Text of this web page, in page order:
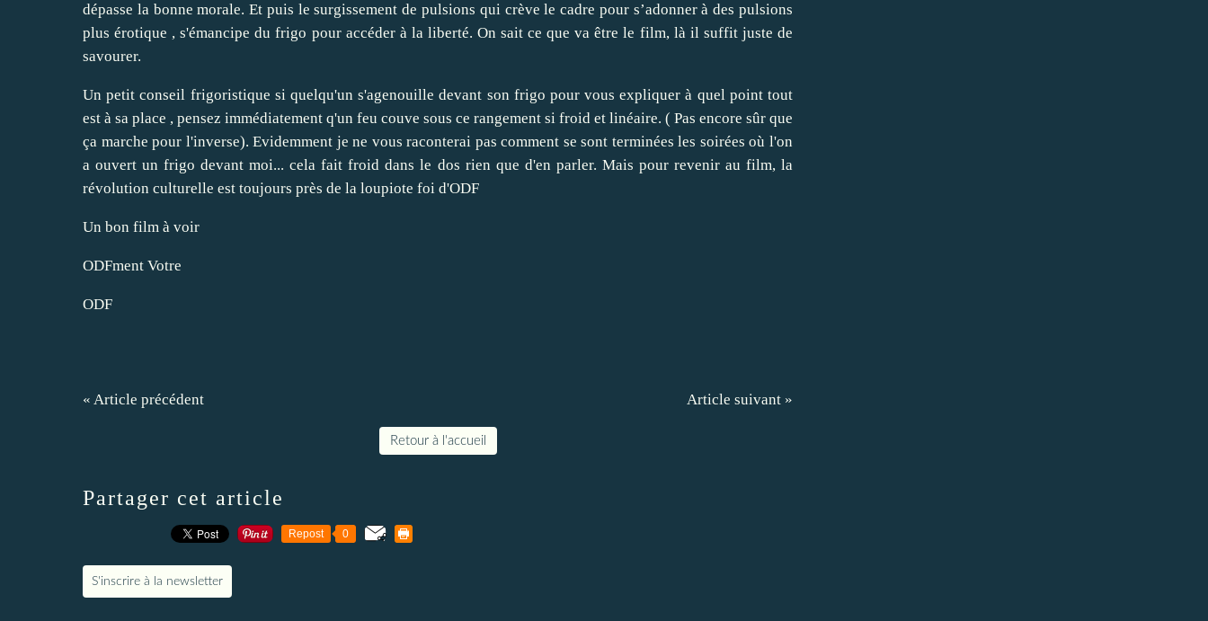
dépasse la bonne morale. Et puis le surgissement de pulsions qui crève le cadre pour s’adonner à des pulsions
plus érotique , s'émancipe du frigo pour accéder à la liberté. On sait ce que va être le film, là il suffit juste de
savourer.
Un petit conseil frigoristique si quelqu'un s'agenouille devant son frigo pour vous expliquer à quel point tout
est à sa place , pensez immédiatement q'un feu couve sous ce rangement si froid et linéaire. ( Pas encore sûr que
ça marche pour l'inverse). Evidemment je ne vous raconterai pas comment se sont terminées les soirées où l'on
a ouvert un frigo devant moi... cela fait froid dans le dos rien que d'en parler. Mais pour revenir au film, la
révolution culturelle est toujours près de la loupiote foi d'ODF
Un bon film à voir
ODFment Votre
ODF
« Article précédent Article suivant »
Retour à l'accueil
Partager cet article
Repost 0
S'inscrire à la newsletter